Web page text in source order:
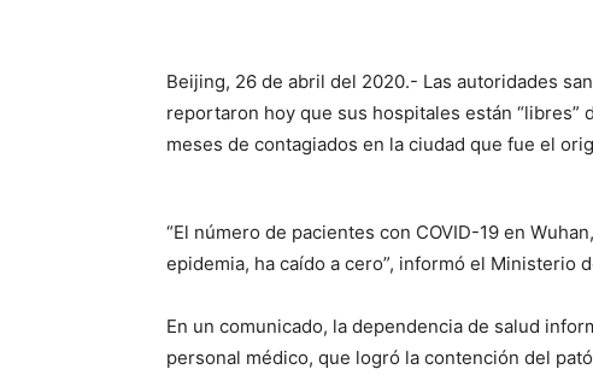
Beijing, 26 de abril del 2020.- Las autoridades
reportaron hoy que sus hospitales están
meses de contagiados en la ciudad que fue el
“El número de pacientes con COVID-19 en
epidemia, ha caído a cero”, informó el Ministerio
En un comunicado, la dependencia de salud
personal médico, que logró la contención del